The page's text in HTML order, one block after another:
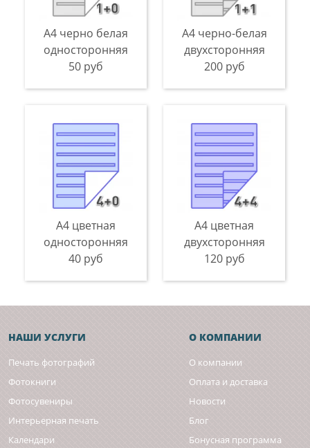
А4 черно белая
односторонняя
50 руб
А4 черно-белая
двухсторонняя
200 руб
А4 цветная
односторонняя
40 руб
А4 цветная
двухсторонняя
120 руб
НАШИ УСЛУГИ
Печать фотографий
Фотокниги
Фотосувениры
Интерьерная печать
Календари
О КОМПАНИИ
О компании
Оплата и доставка
Новости
Блог
Бонусная программа